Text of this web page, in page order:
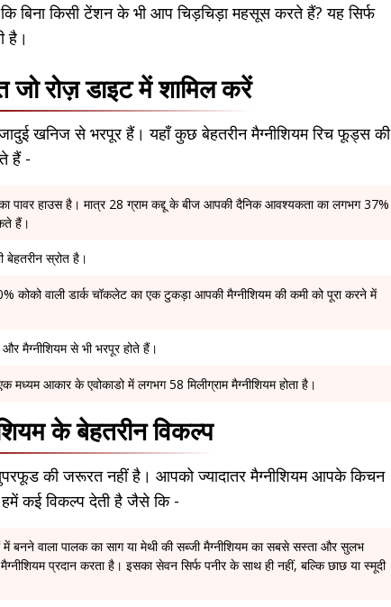
बिना किसी टेंशन के भी आप चिड़चिड़ा महसूस करते हैं? यह सिर्फ
है।
जो रोज़ डाइट में शामिल करें
खनिज से भरपूर हैं। यहाँ कुछ बेहतरीन मैग्नीशियम रिच फूड्स की
हैं -
पावर हाउस है। मात्र 28 ग्राम कद्दू के बीज आपकी दैनिक आवश्यकता का लगभग 37%
हैं।
बेहतरीन स्रोत है।
वाली डार्क चॉकलेट का एक टुकड़ा आपकी मैग्नीशियम की कमी को पूरा करने में
मैग्नीशियम से भी भरपूर होते हैं।
आकार के एवोकाडो में लगभग 58 मिलीग्राम मैग्नीशियम होता है।
के बेहतरीन विकल्प
की जरूरत नहीं है। आपको ज्यादातर मैग्नीशियम आपके किचन
हमें कई विकल्प देती है जैसे कि -
में बनने वाला पालक का साग या मेथी की सब्जी मैग्नीशियम का सबसे सस्ता और सुलभ
प्रदान करता है। इसका सेवन सिर्फ पनीर के साथ ही नहीं, बल्कि छाछ या स्मूदी